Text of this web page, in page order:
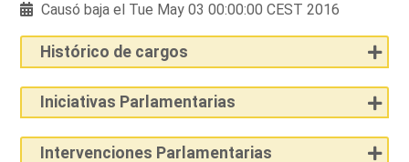
Causó baja el Tue May 03 00:00:00 CEST 2016
Histórico de cargos
Iniciativas Parlamentarias
Intervenciones Parlamentarias